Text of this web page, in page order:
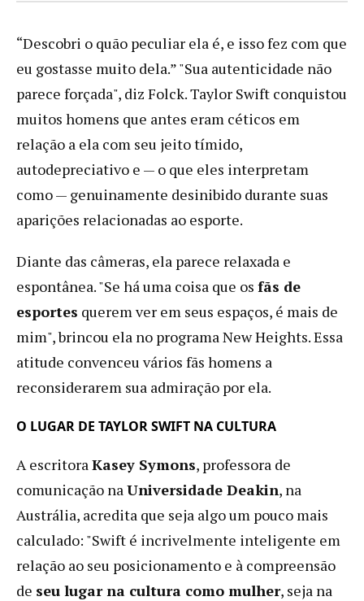
“Descobri o quão peculiar ela é, e isso fez com que
eu gostasse muito dela.” "Sua autenticidade não
parece forçada", diz Folck. Taylor Swift conquistou
muitos homens que antes eram céticos em
relação a ela com seu jeito tímido,
autodepreciativo e — o que eles interpretam
como — genuinamente desinibido durante suas
aparições relacionadas ao esporte.
Diante das câmeras, ela parece relaxada e
espontânea. "Se há uma coisa que os fãs de
esportes querem ver em seus espaços, é mais de
mim", brincou ela no programa New Heights. Essa
atitude convenceu vários fãs homens a
reconsiderarem sua admiração por ela.
O LUGAR DE TAYLOR SWIFT NA CULTURA
A escritoraKasey Symons, professora de
comunicação naUniversidade Deakin, na
Austrália, acredita que seja algo um pouco mais
calculado: "Swift é incrivelmente inteligente em
relação ao seu posicionamento e à compreensão
de seu lugar na cultura como mulher, seja na